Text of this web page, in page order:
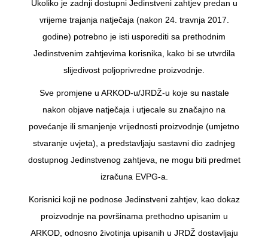
Ukoliko je zadnji dostupni Jedinstveni zahtjev predan u
vrijeme trajanja natječaja (nakon 24. travnja 2017.
godine) potrebno je isti usporediti sa prethodnim
Jedinstvenim zahtjevima korisnika, kako bi se utvrdila
slijedivost poljoprivredne proizvodnje.
Sve promjene u ARKOD-u/JRDŽ-u koje su nastale
nakon objave natječaja i utjecale su značajno na
povećanje ili smanjenje vrijednosti proizvodnje (umjetno
stvaranje uvjeta), a predstavljaju sastavni dio zadnjeg
dostupnog Jedinstvenog zahtjeva, ne mogu biti predmet
izračuna EVPG-a.
Korisnici koji ne podnose Jedinstveni zahtjev, kao dokaz
proizvodnje na površinama prethodno upisanim u
ARKOD, odnosno životinja upisanih u JRDŽ dostavljaju